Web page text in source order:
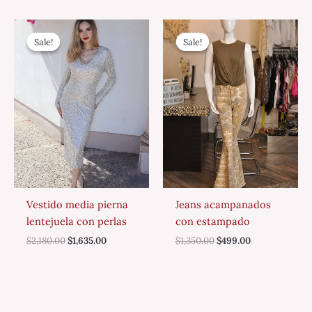
Sale!
Sale!
Vestido media pierna
lentejuela con perlas
$2,180.00
Original
price
was:
$2,180.00.
$1,635.00
is:
$1,635.00.
Sale!
Sale!
Jeans acampanados
con estampado
$1,350.00
Original
price
was:
$1,350.00.
$499.00
Current
price
is:
$499.00.